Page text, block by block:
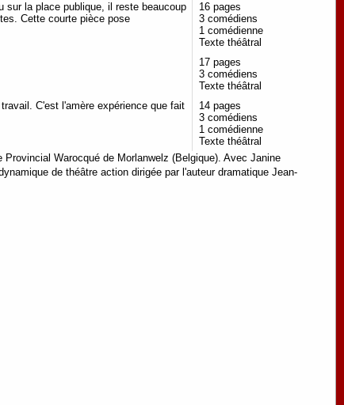
sur la place publique, il reste beaucoup
Cette courte pièce pose
16 pages
3 comédiens
1 comédienne
Texte théâtral
17 pages
3 comédiens
Texte théâtral
C'est l'amère expérience que fait
14 pages
3 comédiens
1 comédienne
Texte théâtral
Warocqué de Morlanwelz (Belgique). Avec Janine
de théâtre action dirigée par l'auteur dramatique Jean-